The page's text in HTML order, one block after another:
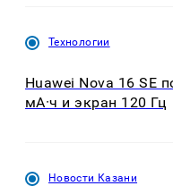
Технологии
Huawei Nova 16 SE
мА·ч и экран 120 Гц
Новости Казани